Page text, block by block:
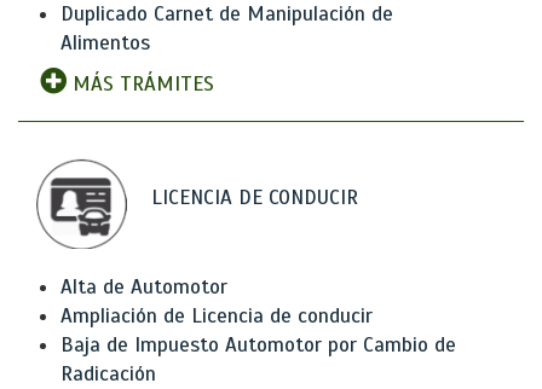
Duplicado Carnet de Manipulación de
Alimentos
MÁS TRÁMITES
LICENCIA DE CONDUCIR
Alta de Automotor
Ampliación de Licencia de conducir
Baja de Impuesto Automotor por Cambio de
Radicación